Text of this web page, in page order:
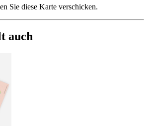
Sie diese Karte verschicken.
auch